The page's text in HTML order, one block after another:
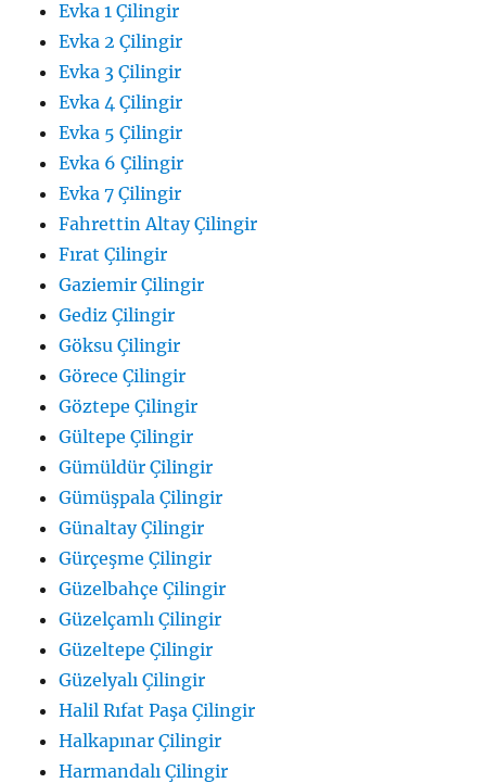
Evka 1 Çilingir
Evka 2 Çilingir
Evka 3 Çilingir
Evka 4 Çilingir
Evka 5 Çilingir
Evka 6 Çilingir
Evka 7 Çilingir
Fahrettin Altay Çilingir
Fırat Çilingir
Gaziemir Çilingir
Gediz Çilingir
Göksu Çilingir
Görece Çilingir
Göztepe Çilingir
Gültepe Çilingir
Gümüldür Çilingir
Gümüşpala Çilingir
Günaltay Çilingir
Gürçeşme Çilingir
Güzelbahçe Çilingir
Güzelçamlı Çilingir
Güzeltepe Çilingir
Güzelyalı Çilingir
Halil Rıfat Paşa Çilingir
Halkapınar Çilingir
Harmandalı Çilingir